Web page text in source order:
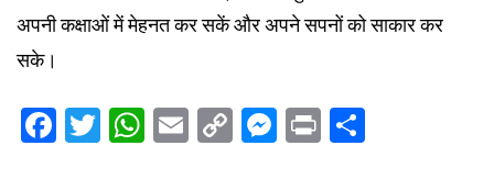
अपनी कक्षाओं में मेहनत कर सकें और अपने सपनों को साकार कर
सके।
Facebook
Twitter
WhatsApp
Email
CopyMessenger
Print